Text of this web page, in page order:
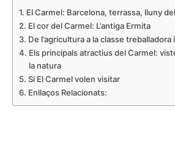
El Carmel: Barcelona, terrassa, lluny
El cor del Carmel: L’antiga Ermita
De l’agricultura a la classe treballadora
Els principals atractius del Carmel:
la natura
Si El Carmel volen visitar
Enllaços Relacionats: